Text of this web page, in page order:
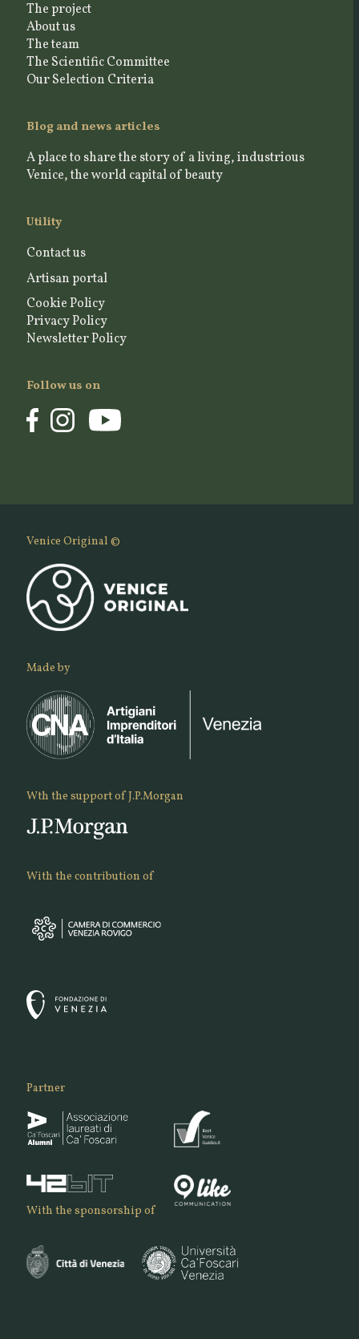
The project
About us
The team
The Scientific Committee
Our Selection Criteria
Blog and news articles
A place to share the story of a living, industrious
Venice, the world capital of beauty
Utility
Contact us
Artisan portal
Cookie Policy
Privacy Policy
Newsletter Policy
Follow us on
Venice Original ©
Made by
Wth the support of J.P.Morgan
With the contribution of
Partner
With the sponsorship of